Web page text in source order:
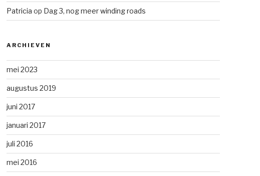
Patricia op Dag 3, nog meer winding roads
ARCHIEVEN
mei 2023
augustus 2019
juni 2017
januari 2017
juli 2016
mei 2016